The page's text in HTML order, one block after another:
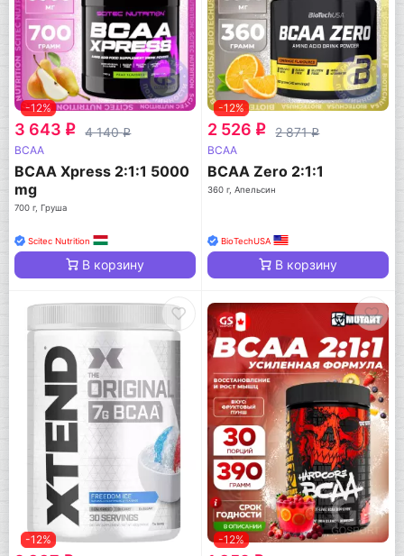
-12%
3 643 q 4 140q
BCAA
BCAA Xpress 2:1:1 5000
mg
700 г, Груша
Scitec Nutrition
В корзину
-12%
2 526 q 2 871q
BCAA
BCAA Zero 2:1:1
360 г, Апельсин
BioTechUSA
В корзину
-12% -12%